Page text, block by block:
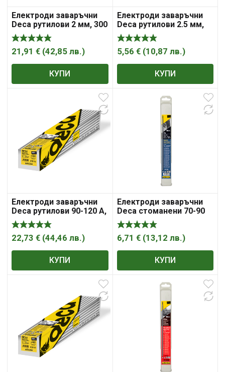
Електроди заваръчни
Deca рутилови 2 мм, 300
мм, 4.45 кг
21,91 € (42,85 лв.)
КУПИ
Електроди заваръчни
Deca рутилови 2.5 мм,
300 мм
5,56 € (10,87 лв.)
КУПИ
Електроди заваръчни
Deca рутилови 90-120 A,
2.5 мм, 300 мм, 4.76 кг
22,73 € (44,46 лв.)
КУПИ
Електроди заваръчни
Deca стоманени 70-90
A, 2.5 мм, 300 мм
6,71 € (13,12 лв.)
КУПИ